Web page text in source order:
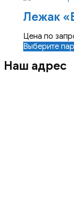
Лежак
Цена по
Выберите
Наш адрес